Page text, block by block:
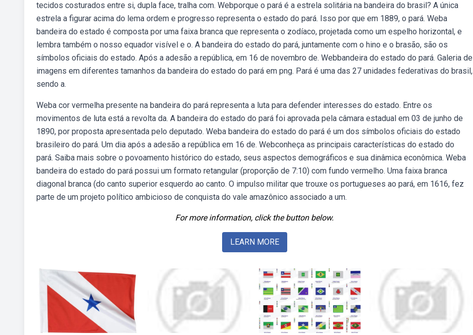
tecidos costurados entre si, dupla face, tralha com. Webporque o pará é a estrela solitária na bandeira do brasil? A única
estrela a figurar acima do lema ordem e progresso representa o estado do pará. Isso por que em 1889, o pará. Weba
bandeira do estado é composta por uma faixa branca que representa o zodíaco, projetada como um espelho horizontal, e
lembra também o nosso equador visível e o. A bandeira do estado do pará, juntamente com o hino e o brasão, são os
símbolos oficiais do estado. Após a adesão a república, em 16 de novembro de. Webbandeira do estado do pará. Galeria de
imagens em diferentes tamanhos da bandeira do estado do pará em png. Pará é uma das 27 unidades federativas do brasil,
sendo a.
Weba cor vermelha presente na bandeira do pará representa a luta para defender interesses do estado. Entre os
movimentos de luta está a revolta da. A bandeira do estado do pará foi aprovada pela câmara estadual em 03 de junho de
1890, por proposta apresentada pelo deputado. Weba bandeira do estado do pará é um dos símbolos oficiais do estado
brasileiro do pará. Um dia após a adesão a república em 16 de. Webconheça as principais características do estado do
pará. Saiba mais sobre o povoamento histórico do estado, seus aspectos demográficos e sua dinâmica econômica. Weba
bandeira do estado do pará possui um formato retangular (proporção de 7:10) com fundo vermelho. Uma faixa branca
diagonal branca (do canto superior esquerdo ao canto. O impulso militar que trouxe os portugueses ao pará, em 1616, fez
parte de um projeto político ambicioso de conquista do vale amazônico associado a um.
For more information, click the button below.
LEARN MORE